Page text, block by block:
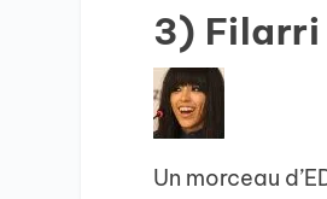
3) Filarri
Un morceau